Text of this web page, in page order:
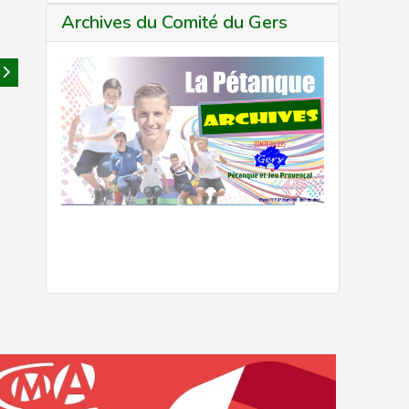
Archives du Comité du Gers
: CD32 : Coupe d'Hiver Jeunes